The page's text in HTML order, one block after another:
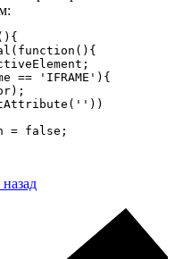
== 'IFRAME'){
= false;
назад